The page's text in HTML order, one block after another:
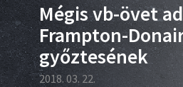
Mégis vb-övet
Frampton-
győztesének
2018. 03. 22.